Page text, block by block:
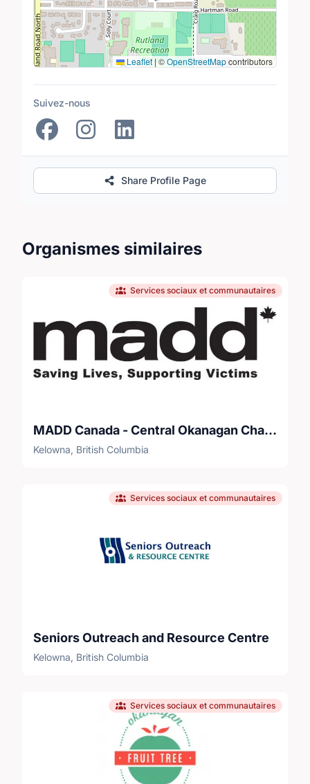
Leaflet|©OpenStreetMapcontributors
Suivez-nous
Share Profile Page
Organismes similaires
Services sociaux et communautaires
MADD Canada - Central Okanagan Chapter
Kelowna, British Columbia
Services sociaux et communautaires
Seniors Outreach and Resource Centre
Kelowna, British Columbia
Services sociaux et communautaires